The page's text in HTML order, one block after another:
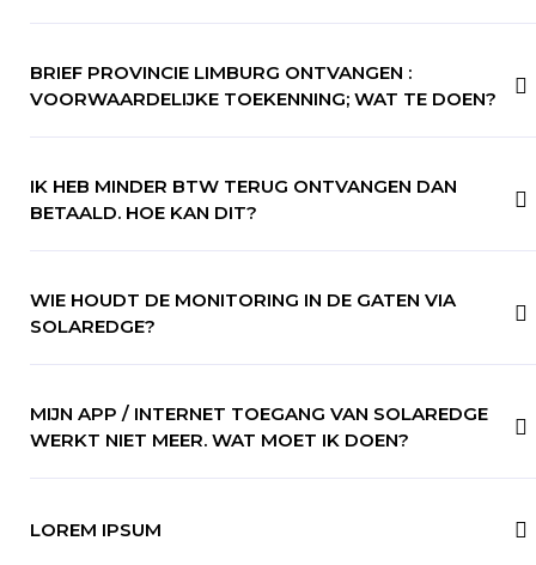
BRIEF PROVINCIE LIMBURG ONTVANGEN :
VOORWAARDELIJKE TOEKENNING; WAT TE DOEN?
IK HEB MINDER BTW TERUG ONTVANGEN DAN
BETAALD. HOE KAN DIT?
WIE HOUDT DE MONITORING IN DE GATEN VIA
SOLAREDGE?
MIJN APP / INTERNET TOEGANG VAN SOLAREDGE
WERKT NIET MEER. WAT MOET IK DOEN?
LOREM IPSUM